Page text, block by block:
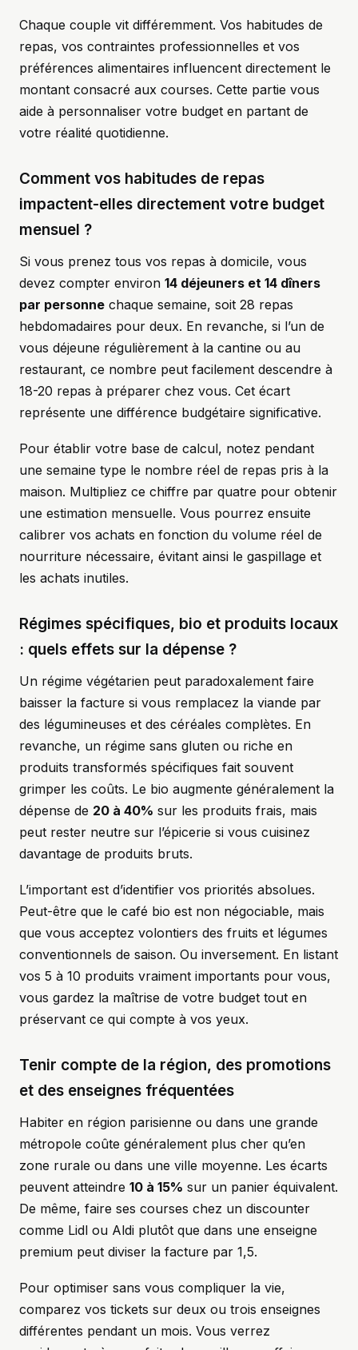
Chaque couple vit différemment. Vos habitudes de
repas, vos contraintes professionnelles et vos
préférences alimentaires influencent directement le
montant consacré aux courses. Cette partie vous
aide à personnaliser votre budget en partant de
votre réalité quotidienne.
Comment vos habitudes de repas
impactent-elles directement votre budget
mensuel ?
Si vous prenez tous vos repas à domicile, vous
devez compter environ 14 déjeuners et 14 dîners
par personne chaque semaine, soit 28 repas
hebdomadaires pour deux. En revanche, si l’un de
vous déjeune régulièrement à la cantine ou au
restaurant, ce nombre peut facilement descendre à
18-20 repas à préparer chez vous. Cet écart
représente une différence budgétaire significative.
Pour établir votre base de calcul, notez pendant
une semaine type le nombre réel de repas pris à la
maison. Multipliez ce chiffre par quatre pour obtenir
une estimation mensuelle. Vous pourrez ensuite
calibrer vos achats en fonction du volume réel de
nourriture nécessaire, évitant ainsi le gaspillage et
les achats inutiles.
Régimes spécifiques, bio et produits locaux
: quels effets sur la dépense ?
Un régime végétarien peut paradoxalement faire
baisser la facture si vous remplacez la viande par
des légumineuses et des céréales complètes. En
revanche, un régime sans gluten ou riche en
produits transformés spécifiques fait souvent
grimper les coûts. Le bio augmente généralement la
dépense de 20 à 40% sur les produits frais, mais
peut rester neutre sur l’épicerie si vous cuisinez
davantage de produits bruts.
L’important est d’identifier vos priorités absolues.
Peut-être que le café bio est non négociable, mais
que vous acceptez volontiers des fruits et légumes
conventionnels de saison. Ou inversement. En listant
vos 5 à 10 produits vraiment importants pour vous,
vous gardez la maîtrise de votre budget tout en
préservant ce qui compte à vos yeux.
Tenir compte de la région, des promotions
et des enseignes fréquentées
Habiter en région parisienne ou dans une grande
métropole coûte généralement plus cher qu’en
zone rurale ou dans une ville moyenne. Les écarts
peuvent atteindre 10 à 15% sur un panier équivalent.
De même, faire ses courses chez un discounter
comme Lidl ou Aldi plutôt que dans une enseigne
premium peut diviser la facture par 1,5.
Pour optimiser sans vous compliquer la vie,
comparez vos tickets sur deux ou trois enseignes
différentes pendant un mois. Vous verrez